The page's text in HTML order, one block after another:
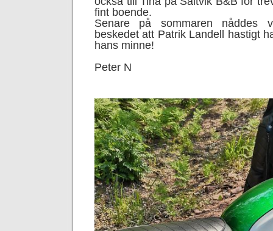
fint boende.
Senare på sommaren nåddes
beskedet att Patrik Landell hastigt
hans minne!
Peter N